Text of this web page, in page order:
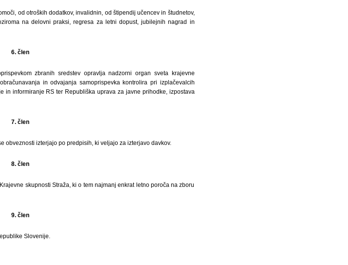
od otroških dodatkov, invalidnin, od štipendij učencev in študnetov,
na delovni praksi, regresa za letni dopust, jubilejnih nagrad in
6. člen
zbranih sredstev opravlja nadzorni organ sveta krajevne
in odvajanja samoprispevka kontrolira pri izplačevalcih
in informiranje RS ter Republiška uprava za javne prihodke, izpostava
7. člen
obveznosti izterjajo po predpisih, ki veljajo za izterjavo davkov.
8. člen
skupnosti Straža, ki o tem najmanj enkrat letno poroča na zboru
9. člen
Slovenije.